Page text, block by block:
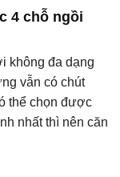
4 chỗ ngồi
không đa dạng
vẫn có chút
thể chọn được
nhất thì nên căn